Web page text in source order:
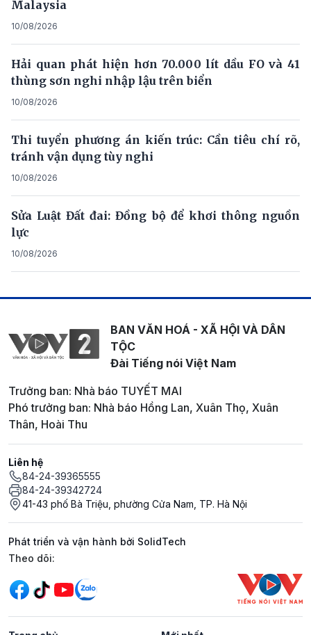
Malaysia
10/08/2026
Hải quan phát hiện hơn 70.000 lít dầu FO và 41
thùng sơn nghi nhập lậu trên biển
10/08/2026
Thi tuyển phương án kiến trúc: Cần tiêu chí rõ,
tránh vận dụng tùy nghi
10/08/2026
Sửa Luật Đất đai: Đồng bộ để khơi thông nguồn
lực
10/08/2026
BAN VĂN HOÁ - XÃ HỘI VÀ DÂN
TỘC
Đài Tiếng nói Việt Nam
Trưởng ban: Nhà báo TUYẾT MAI
Phó trưởng ban: Nhà báo Hồng Lan, Xuân Thọ, Xuân
Thân, Hoài Thu
Liên hệ
84-24-39365555
84-24-39342724
41-43 phố Bà Triệu, phường Cửa Nam, TP. Hà Nội
Phát triển và vận hành bởi SolidTech
Mạng xã hội
Theo dõi: